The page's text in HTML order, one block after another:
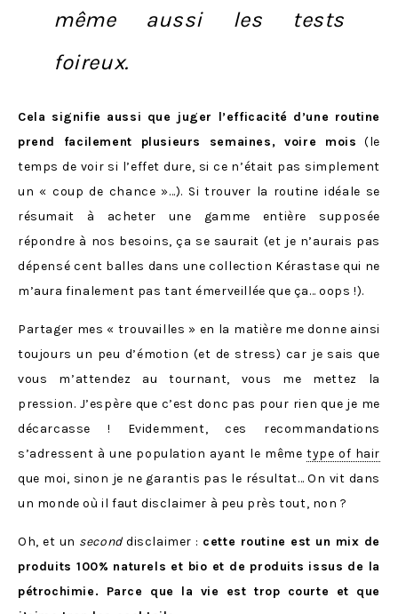
même aussi les tests
foireux.
Cela signifie aussi que juger l’efficacité d’une routine
prend facilement plusieurs semaines, voire mois (le
temps de voir si l’effet dure, si ce n’était pas simplement
un « coup de chance »…). Si trouver la routine idéale se
résumait à acheter une gamme entière supposée
répondre à nos besoins, ça se saurait (et je n’aurais pas
dépensé cent balles dans une collection Kérastase qui ne
m’aura finalement pas tant émerveillée que ça… oops !).
Partager mes « trouvailles » en la matière me donne ainsi
toujours un peu d’émotion (et de stress) car je sais que
vous m’attendez au tournant, vous me mettez la
pression. J’espère que c’est donc pas pour rien que je me
décarcasse ! Evidemment, ces recommandations
s’adressent à une population ayant le mêmetype of hair
que moi, sinon je ne garantis pas le résultat… On vit dans
un monde où il faut disclaimer à peu près tout, non ?
Oh, et un seconddisclaimer : cette routine est un mix de
produits 100% naturels et bio et de produits issus de la
pétrochimie. Parce que la vie est trop courte et que